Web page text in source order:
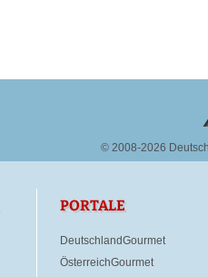
© 2008-2026
PORTALE
DeutschlandGourmet
ÖsterreichGourmet